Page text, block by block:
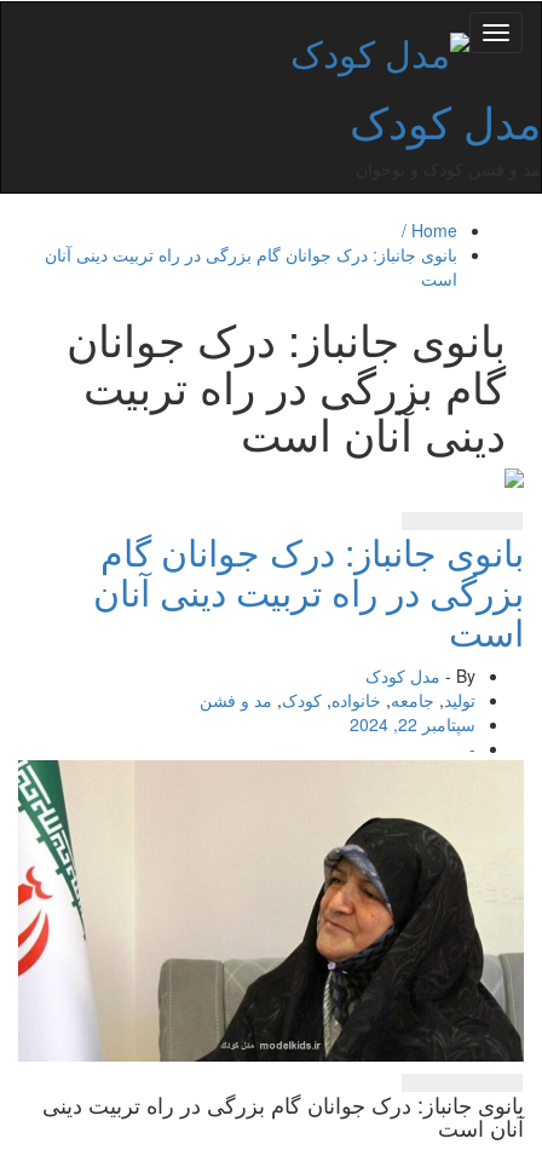
Toggle
navigation
مدل کودک
Home /
بانوی جانباز: درک جوانان گام بزرگی در راه تربیت دینی آنان
است
بانوی جانباز: درک جوانان
گام بزرگی در راه تربیت
دینی آنان است
بانوی جانباز: درک جوانان گام
بزرگی در راه تربیت دینی آنان
است
By -
مدل کودک
تولید, جامعه, خانواده, کودک, مد و فشن
سپتامبر 22, 2024
-
بانوی جانباز: درک جوانان گام بزرگی در راه تربیت دینی
آنان است